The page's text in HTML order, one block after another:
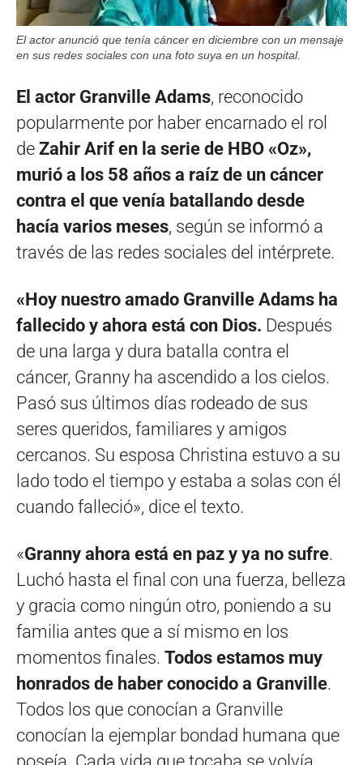
El actor anunció que tenía cáncer en diciembre con un mensaje
en sus redes sociales con una foto suya en un hospital.
El actor Granville Adams, reconocido
popularmente por haber encarnado el rol
de Zahir Arif en la serie de HBO «Oz»,
murió a los 58 años a raíz de un cáncer
contra el que venía batallando desde
hacía varios meses, según se informó a
través de las redes sociales del intérprete.
«Hoy nuestro amado Granville Adams ha
fallecido y ahora está con Dios. Después
de una larga y dura batalla contra el
cáncer, Granny ha ascendido a los cielos.
Pasó sus últimos días rodeado de sus
seres queridos, familiares y amigos
cercanos. Su esposa Christina estuvo a su
lado todo el tiempo y estaba a solas con él
cuando falleció», dice el texto.
«Granny ahora está en paz y ya no sufre.
Luchó hasta el final con una fuerza, belleza
y gracia como ningún otro, poniendo a su
familia antes que a sí mismo en los
momentos finales. Todos estamos muy
honrados de haber conocido a Granville.
Todos los que conocían a Granville
conocían la ejemplar bondad humana que